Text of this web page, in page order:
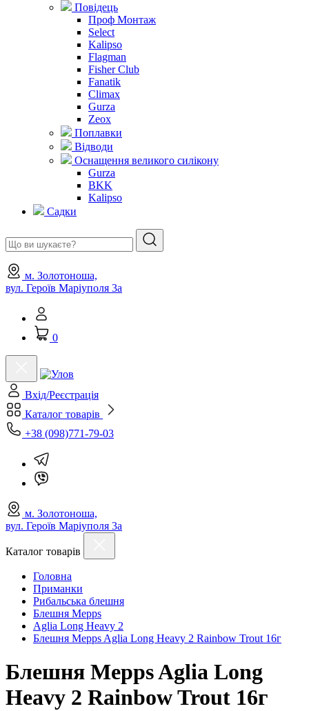
Повідець
Проф Монтаж
Select
Kalipso
Flagman
Fisher Club
Fanatik
Climax
Gurza
Zeox
Поплавки
Відводи
Оснащення великого силікону
Gurza
BKK
Kalipso
Садки
м. Золотоноша,
вул. Героїв Маріуполя 3а
0
Вхід/Реєстрація
Каталог товарів
+38 (098)771-79-03
м. Золотоноша,
вул. Героїв Маріуполя 3а
Каталог товарів
Головна
Приманки
Рибальська блешня
Блешня Mepps
Aglia Long Heavy 2
Блешня Mepps Aglia Long Heavy 2 Rainbow Trout 16г
Блешня Mepps Aglia Long
Heavy 2 Rainbow Trout 16г